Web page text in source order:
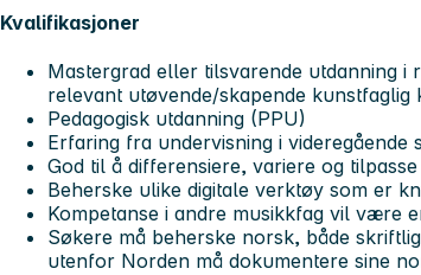
Kvalifikasjoner
Mastergrad eller tilsvarende utdanning
relevant utøvende/skapende kunstfaglig
Pedagogisk utdanning (PPU)
Erfaring fra undervisning i videregående
God til å differensiere, variere og
Beherske ulike digitale verktøy som er
Kompetanse i andre musikkfag vil være
Søkere må beherske norsk, både
utenfor Norden må dokumentere sine